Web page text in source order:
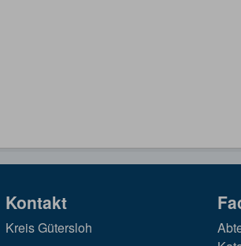
Kontakt
Kreis Gütersloh